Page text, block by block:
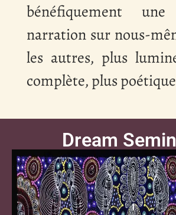
bénéfiquement une
narration sur nous-
les autres, plus
complète, plus
Dream